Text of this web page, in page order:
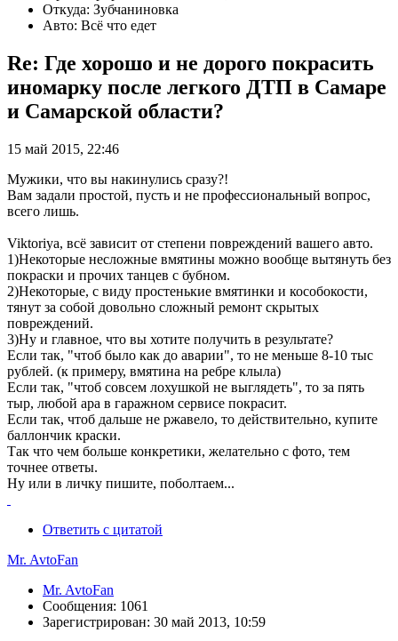
Откуда: Зубчаниновка
Авто: Всё что едет
Re: Где хорошо и не дорого покрасить
иномарку после легкого ДТП в Самаре
и Самарской области?
15 май 2015, 22:46
Мужики, что вы накинулись сразу?!
Вам задали простой, пусть и не профессиональный вопрос,
всего лишь.
Viktoriya, всё зависит от степени повреждений вашего авто.
1)Некоторые несложные вмятины можно вообще вытянуть без
покраски и прочих танцев с бубном.
2)Некоторые, с виду простенькие вмятинки и кособокости,
тянут за собой довольно сложный ремонт скрытых
повреждений.
3)Ну и главное, что вы хотите получить в результате?
Если так, "чтоб было как до аварии", то не меньше 8-10 тыс
рублей. (к примеру, вмятина на ребре клыла)
Если так, "чтоб совсем лохушкой не выглядеть", то за пять
тыр, любой ара в гаражном сервисе покрасит.
Если так, чтоб дальше не ржавело, то действительно, купите
баллончик краски.
Так что чем больше конкретики, желательно с фото, тем
точнее ответы.
Ну или в личку пишите, поболтаем...
Ответить с цитатой
Mr. AvtoFan
Mr. AvtoFan
Сообщения: 1061
Зарегистрирован: 30 май 2013, 10:59